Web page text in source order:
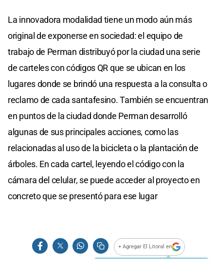
La innovadora modalidad tiene un modo aún más
original de exponerse en sociedad: el equipo de
trabajo de Perman distribuyó por la ciudad una serie
de carteles con códigos QR que se ubican en los
lugares donde se brindó una respuesta a la consulta o
reclamo de cada santafesino. También se encuentran
en puntos de la ciudad donde Perman desarrolló
algunas de sus principales acciones, como las
relacionadas al uso de la bicicleta o la plantación de
árboles. En cada cartel, leyendo el código con la
cámara del celular, se puede acceder al proyecto en
concreto que se presentó para ese lugar
+ Agregar El Litoral en